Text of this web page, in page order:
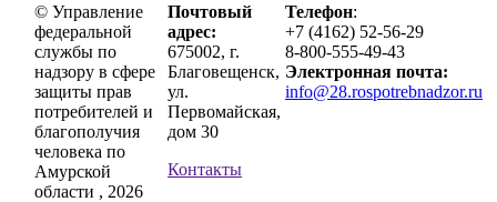
© Управление
федеральной
службы по
надзору в сфере
защиты прав
потребителей и
благополучия
человека по
Амурской
области , 2026
Почтовый
адрес:
675002, г.
Благовещенск,
ул.
Первомайская,
дом 30
Контакты
Телефон:
+7 (4162) 52-56-29
8-800-555-49-43
Электронная почта:
info@28.rospotrebnadzor.ru